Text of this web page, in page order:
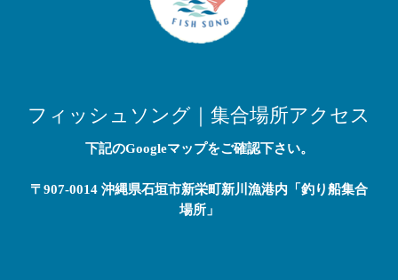
フィッシュソング｜集合場所アクセス
下記のGoogleマップをご確認下さい。
〒907-0014 沖縄県石垣市新栄町新川漁港内「釣り船集合
場所」